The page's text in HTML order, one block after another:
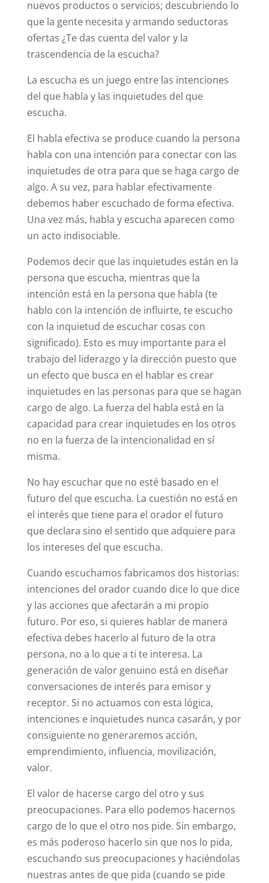
nuevos productos o servicios; descubriendo lo
que la gente necesita y armando seductoras
ofertas ¿Te das cuenta del valor y la
trascendencia de la escucha?
La escucha es un juego entre las intenciones
del que habla y las inquietudes del que
escucha.
El habla efectiva se produce cuando la persona
habla con una intención para conectar con las
inquietudes de otra para que se haga cargo de
algo. A su vez, para hablar efectivamente
debemos haber escuchado de forma efectiva.
Una vez más, habla y escucha aparecen como
un acto indisociable.
Podemos decir que las inquietudes están en la
persona que escucha, mientras que la
intención está en la persona que habla (te
hablo con la intención de influirte, te escucho
con la inquietud de escuchar cosas con
significado). Esto es muy importante para el
trabajo del liderazgo y la dirección puesto que
un efecto que busca en el hablar es crear
inquietudes en las personas para que se hagan
cargo de algo. La fuerza del habla está en la
capacidad para crear inquietudes en los otros
no en la fuerza de la intencionalidad en sí
misma.
No hay escuchar que no esté basado en el
futuro del que escucha. La cuestión no está en
el interés que tiene para el orador el futuro
que declara sino el sentido que adquiere para
los intereses del que escucha.
Cuando escuchamos fabricamos dos historias:
intenciones del orador cuando dice lo que dice
y las acciones que afectarán a mi propio
futuro. Por eso, si quieres hablar de manera
efectiva debes hacerlo al futuro de la otra
persona, no a lo que a ti te interesa. La
generación de valor genuino está en diseñar
conversaciones de interés para emisor y
receptor. Si no actuamos con esta lógica,
intenciones e inquietudes nunca casarán, y por
consiguiente no generaremos acción,
emprendimiento, influencia, movilización,
valor.
El valor de hacerse cargo del otro y sus
preocupaciones. Para ello podemos hacernos
cargo de lo que el otro nos pide. Sin embargo,
es más poderoso hacerlo sin que nos lo pida,
escuchando sus preocupaciones y haciéndolas
nuestras antes de que pida (cuando se pide